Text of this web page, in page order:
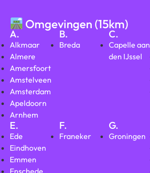
Omgevingen (15km)
A.
Alkmaar
Almere
Amersfoort
Amstelveen
Amsterdam
Apeldoorn
Arnhem
B.
Breda
C.
Capelle aan
den IJssel
E.
Ede
Eindhoven
Emmen
F.
Franeker
G.
Groningen